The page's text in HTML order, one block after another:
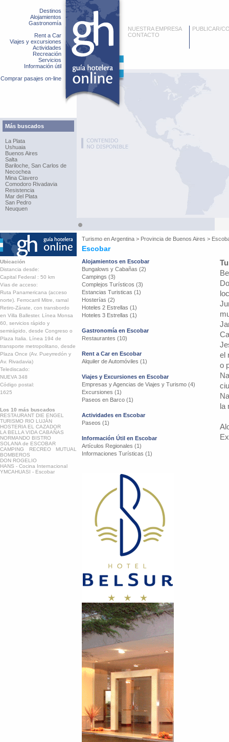
Destinos
Alojamientos
Gastronomía
Rent a Car
Viajes y excursiones
Actividades
Recreación
Servicios
Información útil
Comprar pasajes on-line
Más buscados
La Plata
Ushuaia
Buenos Aires
Salta
Bariloche, San Carlos de
Necochea
Mina Clavero
Comodoro Rivadavia
Resistencia
Mar del Plata
San Pedro
Neuquen
NUESTRA EMPRESA
CONTACTO
PUBLICAR/
Turismo enArgentina > Provincia de Buenos Aires >
Escobar
Ubicación
Distancia desde:
Capital Federal : 50 km
Vias de acceso:
Ruta Panamericana (acceso
norte). Ferrocarril Mitre, ramal
Retiro-Zárate, con transbordo
en Villa Ballester. Línea Monsa
60, servicios rápido y
semirápido, desde Congreso o
Plaza Italia. Línea 194 de
transporte metropolitano, desde
Plaza Once (Av. Pueyrredón y
Av. Rivadavia)
Telediscado:
NUEVA 348
Código postal:
1625
Los 10 más buscados
RESTAURANT DIE ENGEL
TURISMO RIO LUJÁN
HOSTERIA EL CAZADOR
LA BELLA VIDA CABAÑAS
NORMANDO BISTRO
SOLANA de ESCOBAR
CAMPING RECREO MUTUAL
BOMBEROS
DON ROGELIO
HANS - Cocina Internacional
YMCAHUASI - Escobar
Alojamientos en Escobar
Bungalows y Cabañas (2)
Campings (3)
Complejos Turísticos (3)
Estancias Turisticas (1)
Hosterías (2)
Hoteles 2 Estrellas (1)
Hoteles 3 Estrellas (1)
Gastronomía en Escobar
Restaurantes (10)
Rent a Car en Escobar
Alquiler de Automóviles (1)
Viajes y Excursiones en Escobar
Empresas y Agencias de Viajes y Turismo (4)
Excursiones (1)
Paseos en Barco (1)
Actividades en Escobar
Paseos (1)
Información Útil en Escobar
Artículos Regionales (1)
Informaciones Turísticas (1)
el
o
la